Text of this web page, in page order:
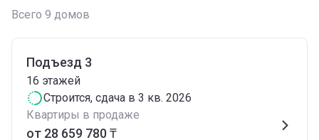
Всего 9 домов
Подъезд 3
16 этажей
Строится, сдача в 3 кв. 2026
Квартиры в продаже
от ‍28 659 780 ₸